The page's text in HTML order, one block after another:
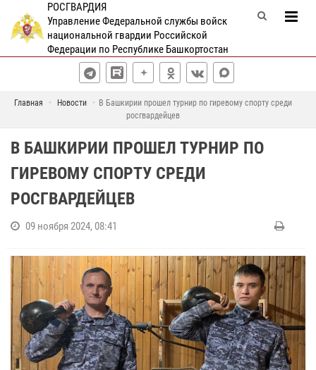
РОСГВАРДИЯ
Управление Федеральной службы войск
национальной гвардии Российской
Федерации по Республике Башкортостан
Главная Новости
В Башкирии прошел турнир по гиревому спорту среди
росгвардейцев
В БАШКИРИИ ПРОШЕЛ ТУРНИР ПО
ГИРЕВОМУ СПОРТУ СРЕДИ
РОСГВАРДЕЙЦЕВ
09 ноября 2024, 08:41